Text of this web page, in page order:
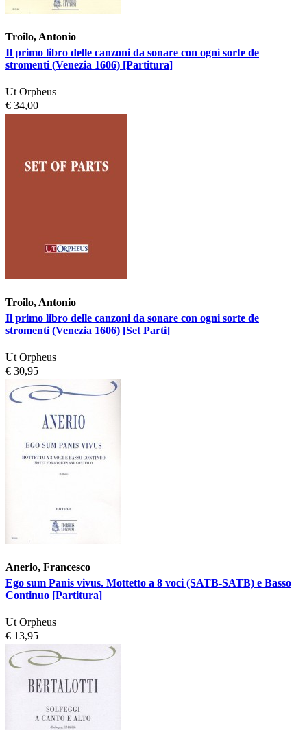
Troilo, Antonio
Il primo libro delle canzoni da sonare con ogni sorte de
stromenti (Venezia 1606) [Partitura]
Ut Orpheus
€ 34,00
Troilo, Antonio
Il primo libro delle canzoni da sonare con ogni sorte de
stromenti (Venezia 1606) [Set Parti]
Ut Orpheus
€ 30,95
Anerio, Francesco
Ego sum Panis vivus. Mottetto a 8 voci (SATB-SATB) e Basso
Continuo [Partitura]
Ut Orpheus
€ 13,95